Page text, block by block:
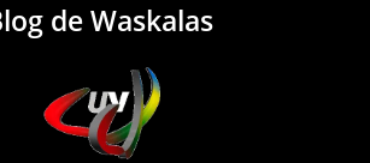
de Waskalas